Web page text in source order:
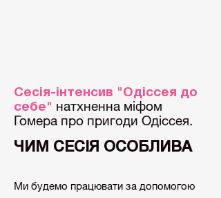
Сесія-інтенсив "Одіссея до
себе" натхненна міфом
Гомера про пригоди Одіссея.
ЧИМ СЕСІЯ ОСОБЛИВА
Ми будемо працювати за допомогою